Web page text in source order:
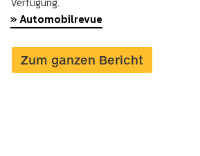
» Automobilrevue
Zum ganzen Bericht